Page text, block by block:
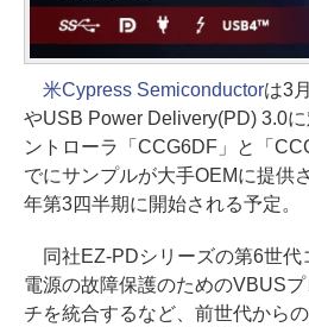
米Cypress Semiconductorは3
やUSB Power Delivery(PD) 3.0
ントローラ「CCG6DF」と「
でにサンプルが大手OEMに提供
年第3四半期に開始される予定。
同社EZ-PDシリーズの第6世代
電源の故障保護のためのVBUS
チを統合するなど、前世代から